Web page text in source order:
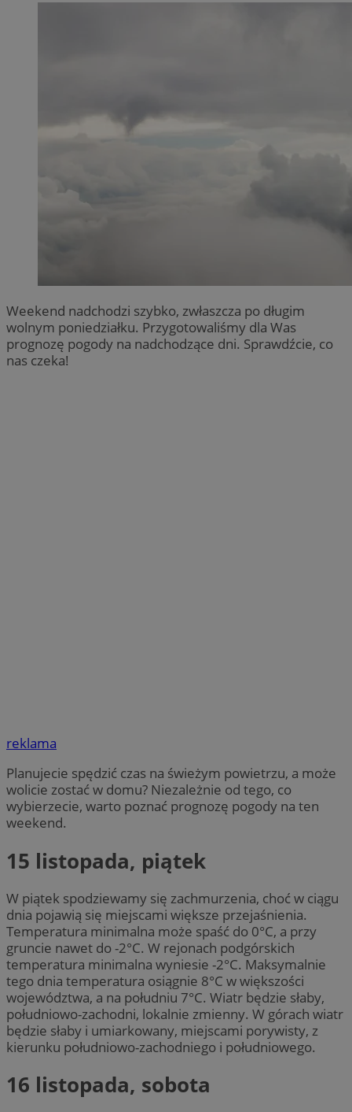
Weekend nadchodzi szybko, zwłaszcza po długim
wolnym poniedziałku. Przygotowaliśmy dla Was
prognozę pogody na nadchodzące dni. Sprawdźcie, co
nas czeka!
reklama
Planujecie spędzić czas na świeżym powietrzu, a może
wolicie zostać w domu? Niezależnie od tego, co
wybierzecie, warto poznać prognozę pogody na ten
weekend.
15 listopada, piątek
W piątek spodziewamy się zachmurzenia, choć w ciągu
dnia pojawią się miejscami większe przejaśnienia.
Temperatura minimalna może spaść do 0°C, a przy
gruncie nawet do -2°C. W rejonach podgórskich
temperatura minimalna wyniesie -2°C. Maksymalnie
tego dnia temperatura osiągnie 8°C w większości
województwa, a na południu 7°C. Wiatr będzie słaby,
południowo-zachodni, lokalnie zmienny. W górach wiatr
będzie słaby i umiarkowany, miejscami porywisty, z
kierunku południowo-zachodniego i południowego.
16 listopada, sobota